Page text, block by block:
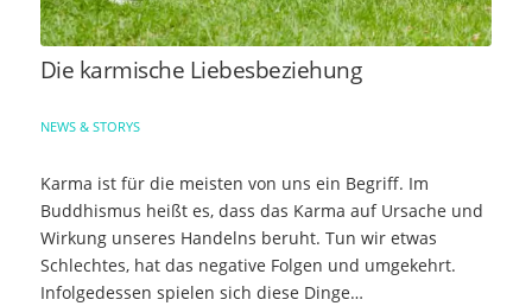
Die karmische Liebesbeziehung
NEWS & STORYS
Karma ist für die meisten von uns ein Begriff. Im
Buddhismus heißt es, dass das Karma auf Ursache und
Wirkung unseres Handelns beruht. Tun wir etwas
Schlechtes, hat das negative Folgen und umgekehrt.
Infolgedessen spielen sich diese Dinge…